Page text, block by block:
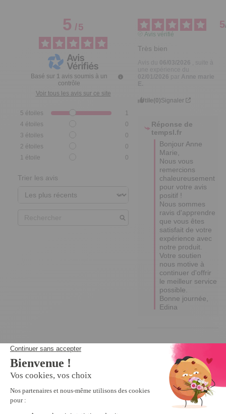
5/5
Basé sur 1 avis soumis à un
contrôle
Voir tous les avis sur ce site
5 étoiles
1
4 étoiles
0
3 étoiles
0
2 étoiles
0
1 étoile 0
Trier les avis
5
Avis vérifié
Très bien
06/03/2026
une expérience du
02/01/2026
par Anne marie
E.
Utile(0)Signaler
Réponse de
tempsl.fr
Bonjour Anne
Marie,
Nous vous
remercions
chaleureusement
pour votre avis
positif !
Nous sommes
ravis d'apprendre
que vous êtes
satisfait de votre
expérience avec
notre produit.
Votre soutien
nous motive à
continuer d'offrir
le meilleur service
possible.
Bonne journée,
Edina
Nous vous recommandons